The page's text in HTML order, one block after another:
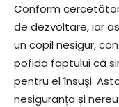
Conform
de dezvoltare, iar
un copil nesigur,
pofida faptului că
pentru el însuși.
nesiguranța și